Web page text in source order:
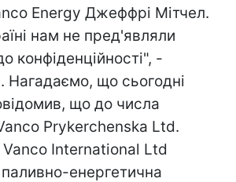
Energy Джеффрі Мітчел.
нам не пред'являли
конфіденційності", -
Нагадаємо, що сьогодні
що до числа
Prykerchenska Ltd.
Vanco International Ltd
енергетична